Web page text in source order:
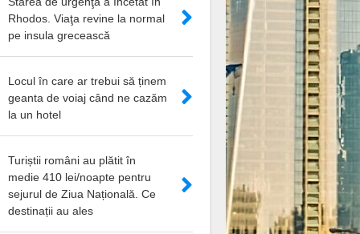
Rhodos. Viaţa revine la normal
pe insula grecească
Locul în care ar trebui să ținem
geanta de voiaj când ne cazăm
la un hotel
Turiștii români au plătit în
medie 410 lei/noapte pentru
sejurul de Ziua Națională. Ce
destinații au ales